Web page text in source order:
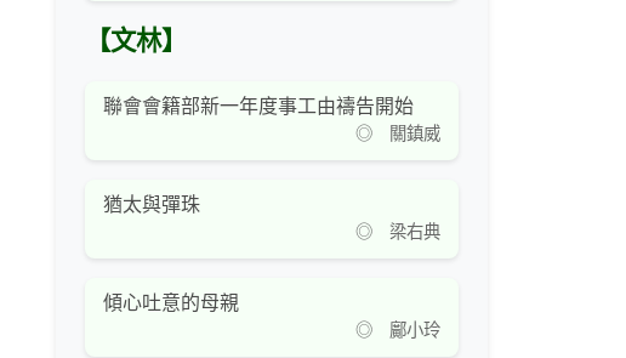
【文林】
聯會會籍部新一年度事工由禱告開始
◎ 關鎮威
猶太與彈珠
◎ 梁右典
傾心吐意的母親
◎ 鄺小玲